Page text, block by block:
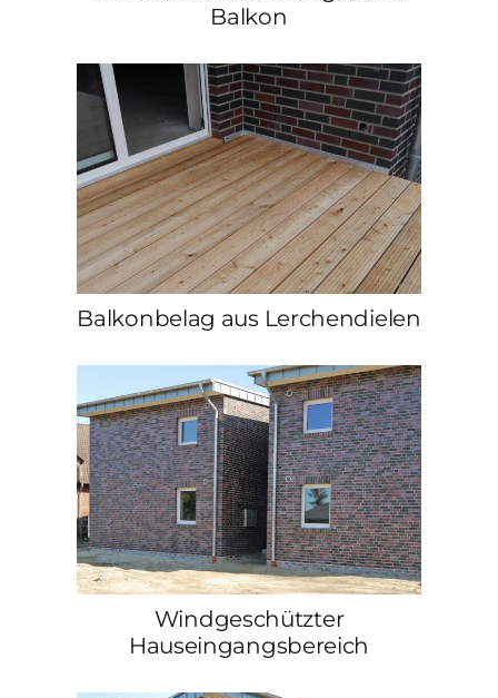
Balkon
Balkonbelag aus Lerchendielen
Windgeschützter
Hauseingangsbereich